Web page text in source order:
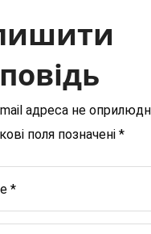
адреса не
поля позначені*